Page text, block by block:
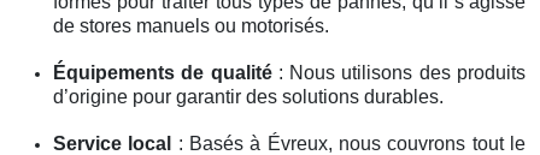
de stores manuels ou motorisés.
Équipements de qualité: Nous utilisons des produits
d’origine pour garantir des solutions durables.
Service local
: Basés à Évreux, nous couvrons tout le